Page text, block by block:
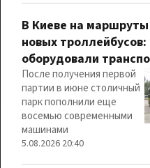
В Киеве на
новых
оборудовали
После получения первой
партии в июне столичный
парк пополнили еще
восемью современными
машинами
5.08.2026 20:40